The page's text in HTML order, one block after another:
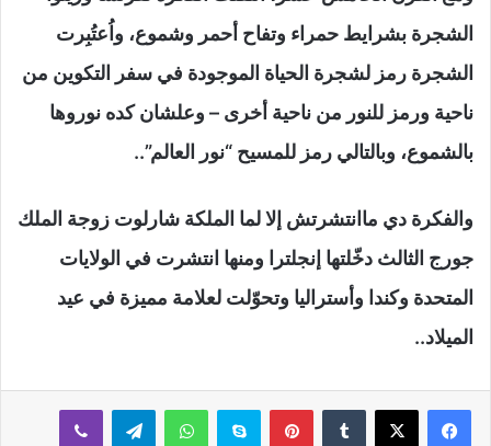
الشجرة بشرايط حمراء وتفاح أحمر وشموع، واُعتُبِرت
الشجرة رمز لشجرة الحياة الموجودة في سفر التكوين من
ناحية ورمز للنور من ناحية أخرى – وعلشان كده نوروها
بالشموع، وبالتالي رمز للمسيح “نور العالم”..
والفكرة دي ماانتشرتش إلا لما الملكة شارلوت زوجة الملك
جورج الثالث دخّلتها إنجلترا ومنها انتشرت في الولايات
المتحدة وكندا وأستراليا وتحوّلت لعلامة مميزة في عيد
الميلاد..
بينتيريستسكايب واتساب تيلقرام ڤايبر